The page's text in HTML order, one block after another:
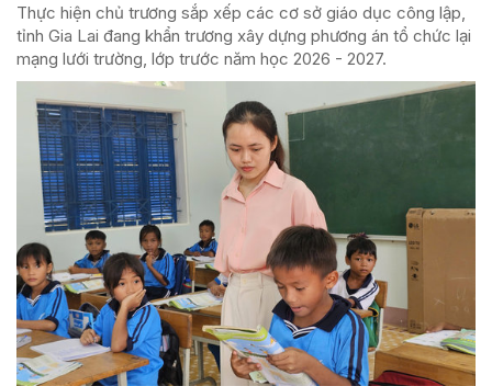
Thực hiện chủ trương sắp xếp các cơ sở giáo dục công lập,
tỉnh Gia Lai đang khẩn trương xây dựng phương án tổ chức lại
mạng lưới trường, lớp trước năm học 2026 - 2027.